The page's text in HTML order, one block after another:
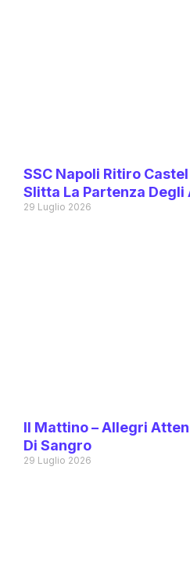
SSC Napoli Ritiro
Slitta La Partenza Degli
29 Luglio 2026
Il Mattino – Allegri
Di Sangro
29 Luglio 2026